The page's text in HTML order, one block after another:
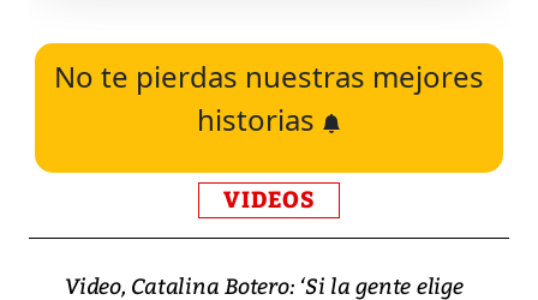
No te pierdas nuestras mejores
historias
VIDEOS
Video, Catalina Botero: ‘Si la gente elige